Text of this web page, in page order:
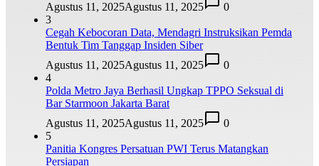
Agustus 11, 2025Agustus 11, 2025
0
3
Cegah Kebocoran Data, Mendagri Instruksikan Pemda
Bentuk Tim Tanggap Insiden Siber
Agustus 11, 2025Agustus 11, 2025
0
4
Polda Metro Jaya Berhasil Ungkap TPPO Seksual di
Bar Starmoon Jakarta Barat
Agustus 11, 2025Agustus 11, 2025
0
5
Panitia Kongres Persatuan PWI Terus Matangkan
Persiapan